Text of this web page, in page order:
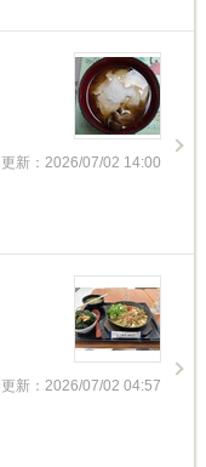
更新：2026/07/02 14:00
更新：2026/07/02 04:57